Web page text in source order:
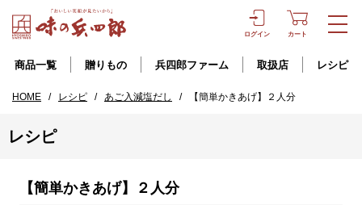
ログイン カート
商品一覧 贈りもの 兵四郎ファーム 取扱店 レシピ
HOME / レシピ / あご入減塩だし / 【簡単かきあげ】２人分
レシピ
【簡単かきあげ】２人分